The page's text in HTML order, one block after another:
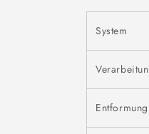
System
Entformung